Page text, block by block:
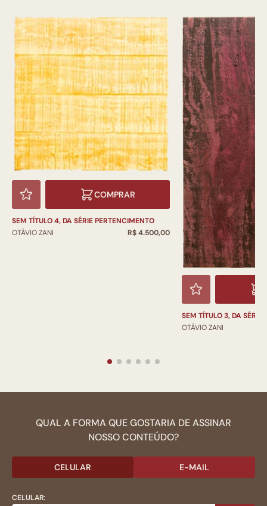
COMPRAR
SEM TÍTULO 4, DA SÉRIE PERTENCIMENTO
OTÁVIO ZANI
R$ 4.500,00
SEM TÍTULO 3, DA SÉRIE
OTÁVIO ZANI
QUAL A FORMA QUE GOSTARIA DE ASSINAR
NOSSO CONTEÚDO?
CELULAR E-MAIL
CELULAR: